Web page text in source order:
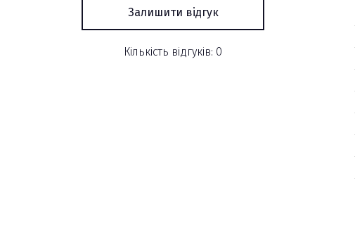
Залишити відгук
Кількість відгуків: 0